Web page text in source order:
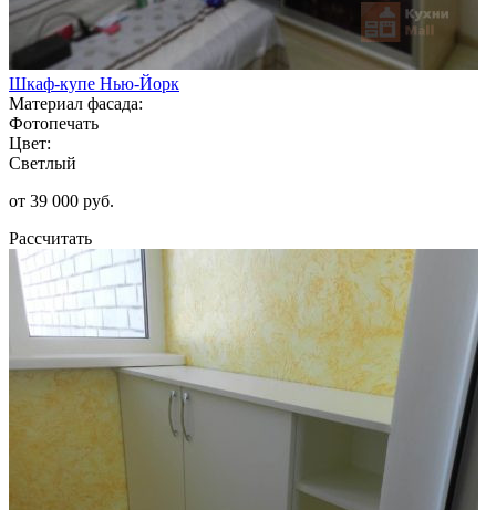
Шкаф-купе Нью-Йорк
Материал фасада:
Фотопечать
Цвет:
Светлый
от 39 000 руб.
Рассчитать